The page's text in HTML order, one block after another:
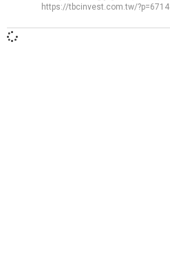
https://tbcinvest.com.tw/?p=6714